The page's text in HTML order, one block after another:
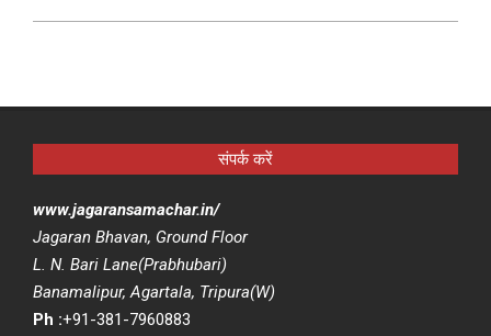
संपर्क करें
www.jagaransamachar.in/
Jagaran Bhavan, Ground Floor
L. N. Bari Lane(Prabhubari)
Banamalipur, Agartala, Tripura(W)
Ph :+91-381-7960883